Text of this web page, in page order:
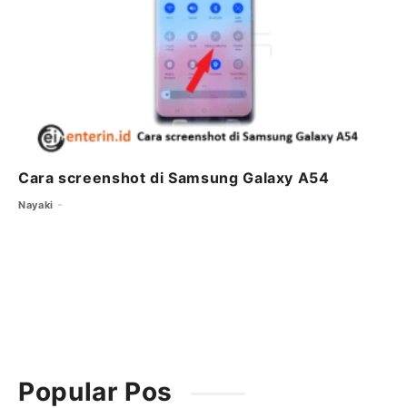
Cara screenshot di Samsung Galaxy A54
Nayaki
Popular Pos